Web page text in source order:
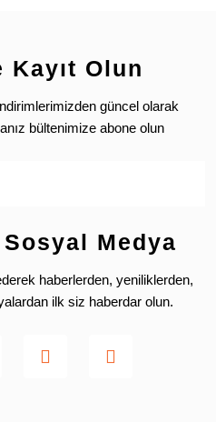
Kayıt Olun
güncel olarak
bültenimize abone olun
Medya
haberlerden, yeniliklerden,
ilk siz haberdar olun.